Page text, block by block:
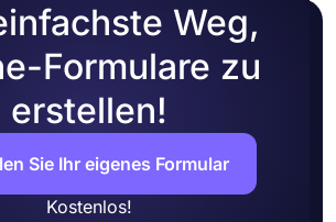
Weg,
Formulare zu
erstellen!
Sie Ihr eigenes Formular
Kostenlos!